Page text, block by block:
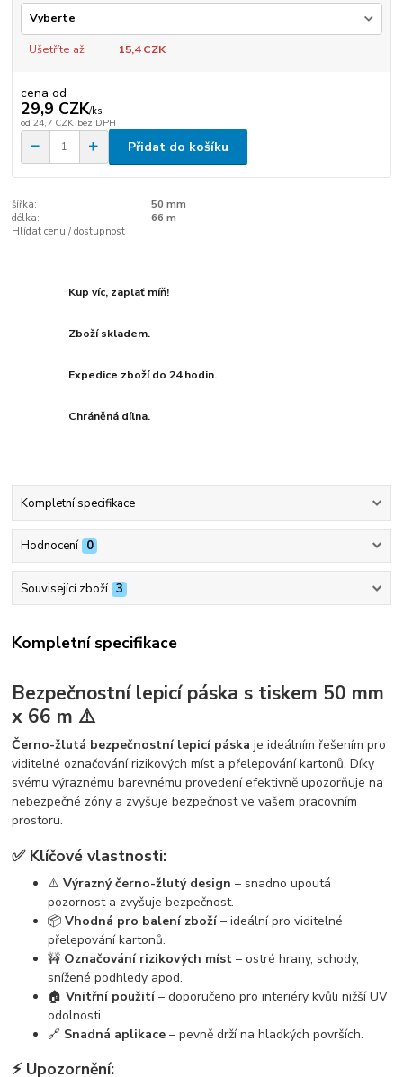
Ušetříte až 15,4 CZK
cena od
29,9 CZK/ks
od 24,7 CZK bez DPH
Přidat do košíku
šířka:
50 mm
délka:
66 m
Hlídat cenu / dostupnost
Kup víc, zaplať míň!
Zboží skladem.
Expedice zboží do 24 hodin.
Chráněná dílna.
Kompletní specifikace
Hodnocení 0
Související zboží 3
Kompletní specifikace
Bezpečnostní lepicí páska s tiskem 50 mm
x 66 m ⚠️
Černo-žlutá bezpečnostní lepicí páska je ideálním řešením pro
viditelné označování rizikových míst a přelepování kartonů. Díky
svému výraznému barevnému provedení efektivně upozorňuje na
nebezpečné zóny a zvyšuje bezpečnost ve vašem pracovním
prostoru.
✅ Klíčové vlastnosti:
⚠️Výrazný černo-žlutý design – snadno upoutá
pozornost a zvyšuje bezpečnost.
📦Vhodná pro balení zboží– ideální pro viditelné
přelepování kartonů.
🚧 Označování rizikových míst – ostré hrany, schody,
snížené podhledy apod.
🏠Vnitřní použití– doporučeno pro interiéry kvůli nižší UV
odolnosti.
🔗 Snadná aplikace – pevně drží na hladkých površích.
⚡ Upozornění: